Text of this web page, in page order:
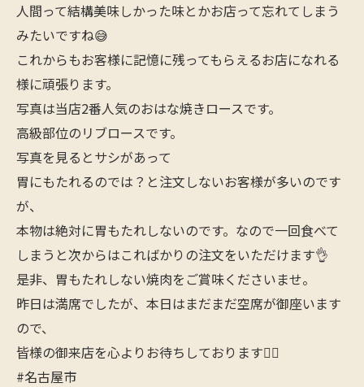
人間って結構美味しかった味とかお店って忘れてしまう
みたいですね😅
これからもお客様に記憶に残ってもらえるお店になれる
様に頑張ります。
写真は当店2番人気のおはな焼きロースです。
高級部位のリブロースです。
写真を見るとサシがあって
胃にもたれるのでは？と注文しないお客様が多いのです
が、
本物は絶対に胃もたれしないのです。なので一回食べて
しまうと次からはこればかりの注文をいただけます👌
是非、胃もたれしない焼肉をご賞味くださいませ。
昨日は満席でしたが、本日はまだまだ空席が御座います
ので、
皆様の御来店を心よりお待ちしております🙇‍♂️
#名古屋市